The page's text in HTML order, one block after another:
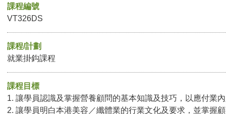
課程編號
VT326DS
課程/計劃
就業掛鈎課程
課程目標
1. 讓學員認識及掌握營養顧問的基本知識及技巧，以應付業
2. 讓學員明白本港美容／纖體業的行業文化及要求，並掌握